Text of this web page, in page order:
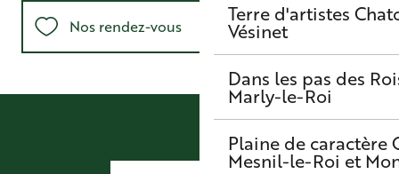
Terre d'artistes
Vésinet
Dans les pas des
Marly-le-Roi
Plaine de caractère
Mesnil-le-Roi et
Nos rendez-vous
26
Les multiples facettes de la plaine de